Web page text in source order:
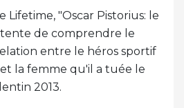
Lifetime, "Oscar Pistorius: le
de comprendre le
entre le héros sportif
la femme qu'il a tuée le
2013.